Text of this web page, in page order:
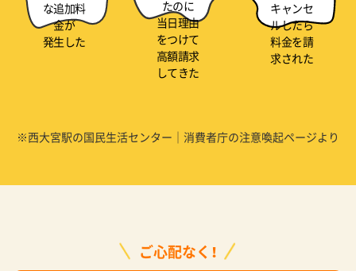
な追加料
金が
発生した
たのに
当日理由
をつけて
高額請求
してきた
キャンセ
ルしたら
料金を請
求された
※西大宮駅の国民生活センター｜消費者庁の注意喚起ページより
ご心配なく！